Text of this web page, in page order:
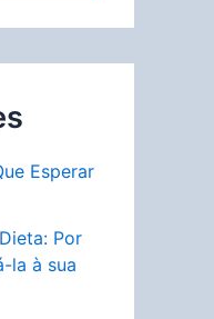
Esperar
Por
la à sua